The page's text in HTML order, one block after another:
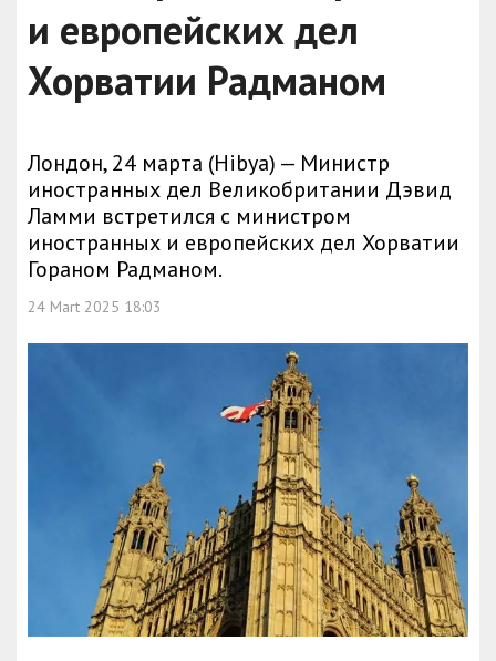
и европейских дел
Хорватии Радманом
Лондон, 24 марта (Hibya) — Министр
иностранных дел Великобритании Дэвид
Ламми встретился с министром
иностранных и европейских дел Хорватии
Гораном Радманом.
24 Mart 2025 18:03